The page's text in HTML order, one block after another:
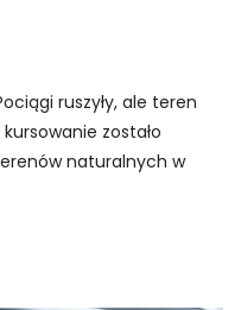
ruszyły, ale teren
zostało
naturalnych w